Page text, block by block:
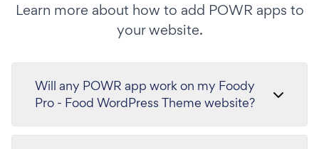
Learn more about how to add POWR apps to
your website.
Will any POWR app work on my Foody
Pro - Food WordPress Theme website?